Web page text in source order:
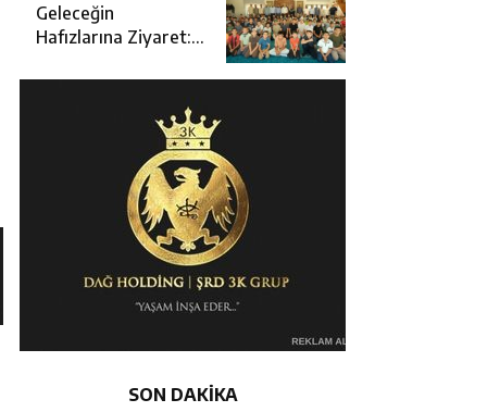
Geleceğin
Hafızlarına Ziyaret:
Erzincan’da Kur’an
Kursu Öğrencileriyle
SON DAKİKA